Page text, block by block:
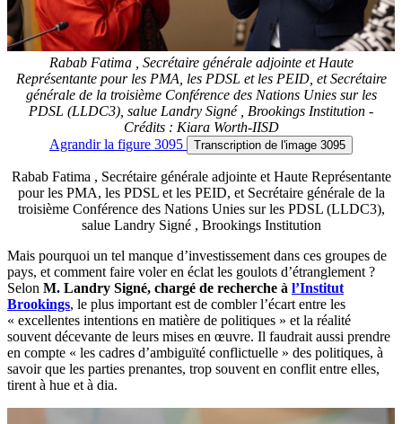
Rabab Fatima , Secrétaire générale adjointe et Haute
Représentante pour les PMA, les PDSL et les PEID, et Secrétaire
générale de la troisième Conférence des Nations Unies sur les
PDSL (LLDC3), salue Landry Signé , Brookings Institution -
Crédits : Kiara Worth-IISD
Agrandirla figure 3095 Transcription de l'image 3095
Rabab Fatima , Secrétaire générale adjointe et Haute Représentante
pour les PMA, les PDSL et les PEID, et Secrétaire générale de la
troisième Conférence des Nations Unies sur les PDSL (LLDC3),
salue Landry Signé , Brookings Institution
Mais pourquoi un tel manque d’investissement dans ces groupes de
pays, et comment faire voler en éclat les goulots d’étranglement ?
Selon M. Landry Signé, chargé de recherche à l’Institut
Brookings, le plus important est de combler l’écart entre les
« excellentes intentions en matière de politiques » et la réalité
souvent décevante de leurs mises en œuvre. Il faudrait aussi prendre
en compte « les cadres d’ambiguïté conflictuelle » des politiques, à
savoir que les parties prenantes, trop souvent en conflit entre elles,
tirent à hue et à dia.